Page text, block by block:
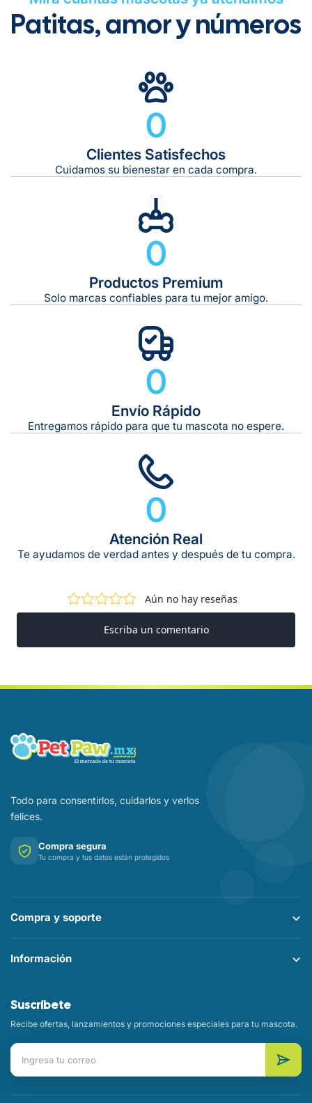
Gratuito en todos los pedidos
Tiempo de entrega estimado: 5 a 7 días hábiles
Gratis en compras de $599 o más
Patitas, amor y números
0
Clientes Satisfechos
Cuidamos su bienestar en cada compra.
0
Productos Premium
Solo marcas confiables para tu mejor amigo.
0
Envío Rápido
Entregamos rápido para que tu mascota no espere.
0
Atención Real
Te ayudamos de verdad antes y después de tu compra.
Todo para consentirlos, cuidarlos y verlos
felices.
Compra segura
Tu compra y tus datos están protegidos
Compra y soporte
Información
Suscríbete
Recibe ofertas, lanzamientos y promociones especiales para tu mascota.
Correo electrónico